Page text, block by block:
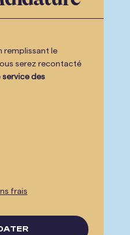
remplissant le
serez recontacté
service des
frais